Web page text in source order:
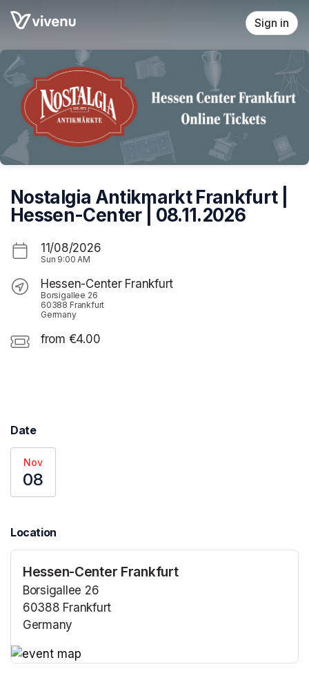
Skip header
Sign in
Nostalgia Antikmarkt Frankfurt |
Hessen-Center | 08.11.2026
11/08/2026
Sun 9:00 AM
Hessen-Center Frankfurt
Borsigallee 26
60388 Frankfurt
Germany
from €4.00
Date
Nov
08
Location
Hessen-Center Frankfurt
Borsigallee 26
60388 Frankfurt
Germany